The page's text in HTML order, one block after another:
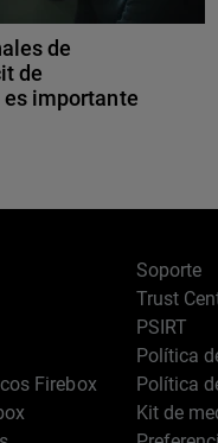
de
de
es importante
Firebox
Soporte
Trust
PSIRT
Política
Política
Kit de